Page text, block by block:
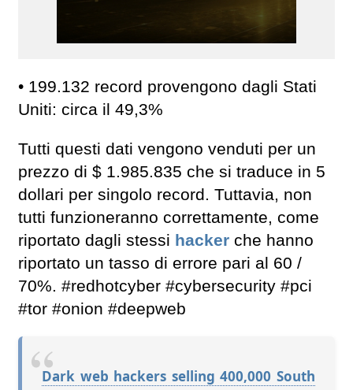
• 199.132 record provengono dagli Stati
Uniti: circa il 49,3%
Tutti questi dati vengono venduti per un
prezzo di $ 1.985.835 che si traduce in 5
dollari per singolo record. Tuttavia, non
tutti funzioneranno correttamente, come
riportato dagli stessi hacker che hanno
riportato un tasso di errore pari al 60 /
70%. #redhotcyber #cybersecurity #pci
#tor #onion #deepweb
Dark web hackers selling 400,000 South